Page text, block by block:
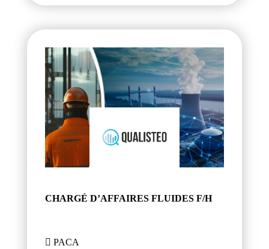
CHARGÉ D’AFFAIRES FLUIDES F/H
PACA